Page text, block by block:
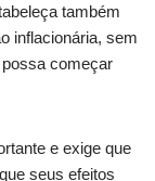
também
inflacionária, sem
começar
e exige que
seus efeitos